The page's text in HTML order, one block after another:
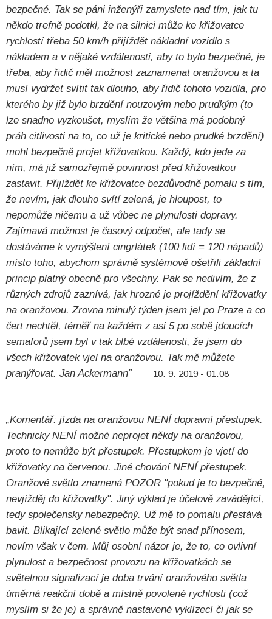
bezpečné. Tak se páni inženýři zamyslete nad tím, jak tu
někdo trefně podotkl, že na silnici může ke křižovatce
rychlostí třeba 50 km/h přijíždět nákladní vozidlo s
nákladem a v nějaké vzdálenosti, aby to bylo bezpečné, je
třeba, aby řidič měl možnost zaznamenat oranžovou a ta
musí vydržet svítit tak dlouho, aby řidič tohoto vozidla, pro
kterého by již bylo brzdění nouzovým nebo prudkým (to
lze snadno vyzkoušet, myslím že většina má podobný
práh citlivosti na to, co už je kritické nebo prudké brzdění)
mohl bezpečně projet křižovatkou. Každý, kdo jede za
ním, má již samozřejmě povinnost před křižovatkou
zastavit. Přijíždět ke křižovatce bezdůvodně pomalu s tím,
že nevím, jak dlouho svítí zelená, je hloupost, to
nepomůže ničemu a už vůbec ne plynulosti dopravy.
Zajímavá možnost je časový odpočet, ale tady se
dostáváme k vymýšlení cingrlátek (100 lidí = 120 nápadů)
místo toho, abychom správně systémově ošetřili základní
princip platný obecně pro všechny. Pak se nedivím, že z
různých zdrojů zaznívá, jak hrozné je projíždění křižovatky
na oranžovou. Zrovna minulý týden jsem jel po Praze a co
čert nechtěl, téměř na každém z asi 5 po sobě jdoucích
semaforů jsem byl v tak blbé vzdálenosti, že jsem do
všech křižovatek vjel na oranžovou. Tak mě můžete
pranýřovat. Jan Ackermann”
10. 9. 2019 - 01:08
„Komentář: jízda na oranžovou NENÍ dopravní přestupek.
Technicky NENÍ možné neprojet někdy na oranžovou,
proto to nemůže být přestupek. Přestupkem je vjetí do
křižovatky na červenou. Jiné chování NENÍ přestupek.
Oranžové světlo znamená POZOR "pokud je to bezpečné,
nevjížděj do křižovatky". Jiný výklad je účelově zavádějící,
tedy společensky nebezpečný. Už mě to pomalu přestává
bavit. Blikající zelené světlo může být snad přínosem,
nevím však v čem. Můj osobní názor je, že to, co ovlivní
plynulost a bezpečnost provozu na křižovatkách se
světelnou signalizací je doba trvání oranžového světla
úměrná reakční době a místně povolené rychlosti (což
myslím si že je) a správně nastavené vyklízecí či jak se